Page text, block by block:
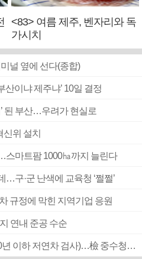
<83> 여름 제주, 벤자리와 독
가시치
널 옆에 선다(종합)
산이냐 제주냐’ 10일 결정
된 부산…우려가 현실로
위 설치
스마트팜 1000㏊까지 늘린다
구·군 난색에 교육청 ‘쩔쩔’
규정에 막힌 지역기업 응원
연내 준공 수순
■ 검사 신분 버리고 직급하향(10년 이하 저연차 검사)…檢 중수청행 기피